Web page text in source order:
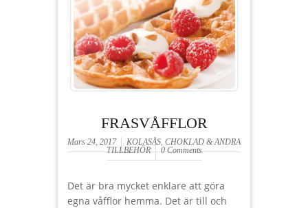
FRASVÅFFLOR
Mars 24, 2017
KOLASÅS, CHOKLAD & ANDRA
TILLBEHÖR
0 Comments
Det är bra mycket enklare att göra
egna våfflor hemma. Det är till och